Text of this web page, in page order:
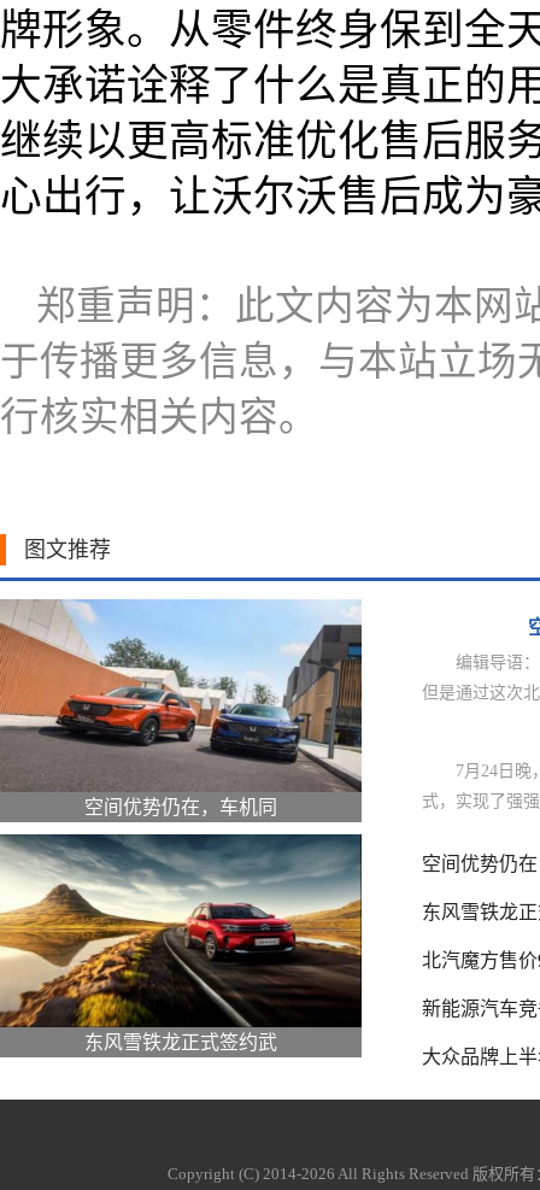
牌形象。从零件终身保到全
大承诺诠释了什么是真正的
继续以更高标准优化售后服
心出行，让沃尔沃售后成为
郑重声明：此文内容为本网
于传播更多信息，与本站立场
行核实相关内容。
图文推荐
空间优势仍在，车机同
东风雪铁龙正式签约武
编辑导语
但是通过这次
7月24日晚
式，实现了强
空间优势仍
东风雪铁龙
北汽魔方售
新能源汽车
大众品牌上
Copyright (C) 2014-2026 All Rights Reserved 版权所有